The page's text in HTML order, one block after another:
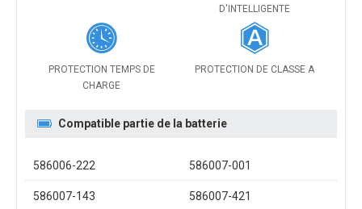
D'INTELLIGENTE
PROTECTION TEMPS DE
CHARGE
PROTECTION DE CLASSE A
Compatible partie de la batterie
586006-222 586007-001
586007-143 586007-421